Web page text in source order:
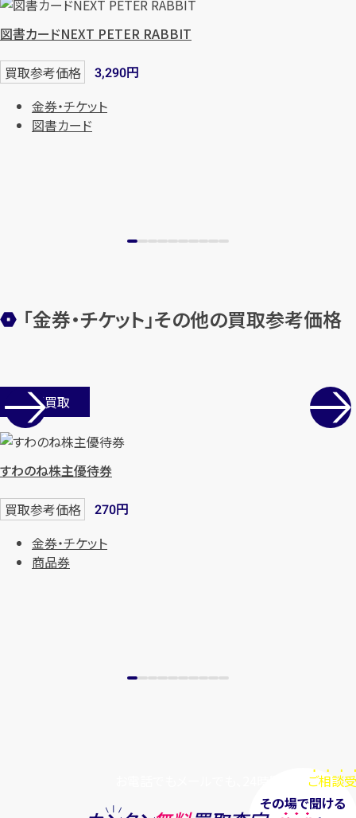
図書カードNEXT PETER RABBIT
買取参考価格 3,290円
金券・チケット
図書カード
「金券・チケット」その他の買取参考価格
店舗買取
すわのね株主優待券
買取参考価格 270円
金券・チケット
商品券
ご相談
その場で聞ける